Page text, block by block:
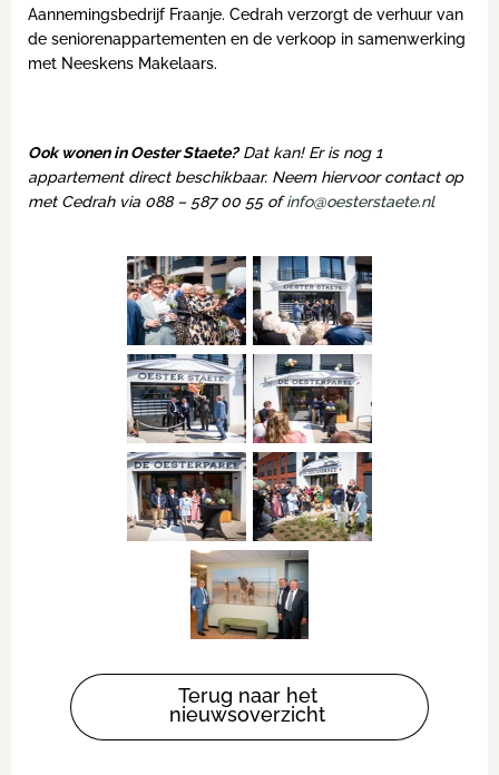
Aannemingsbedrijf Fraanje. Cedrah verzorgt de verhuur van
de seniorenappartementen en de verkoop in samenwerking
met Neeskens Makelaars.
Ook wonen in Oester Staete?Dat kan! Er is nog 1
appartement direct beschikbaar. Neem hiervoor contact op
met Cedrah via 088 – 587 00 55 ofinfo@oesterstaete.nl
Terug naar het
nieuwsoverzicht